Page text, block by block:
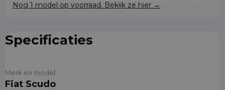
Nog 1 model op voorraad. Bekijk ze hier →
Specificaties
Merk en model
Fiat Scudo